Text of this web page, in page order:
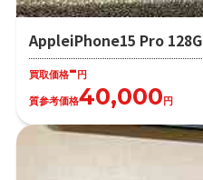
AppleiPhone15 Pro
買取価格- 円
質参考価格40,000 円